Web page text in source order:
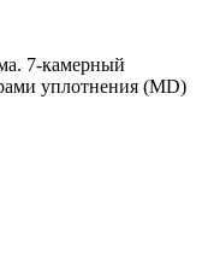
7-камерный
уплотнения (MD)